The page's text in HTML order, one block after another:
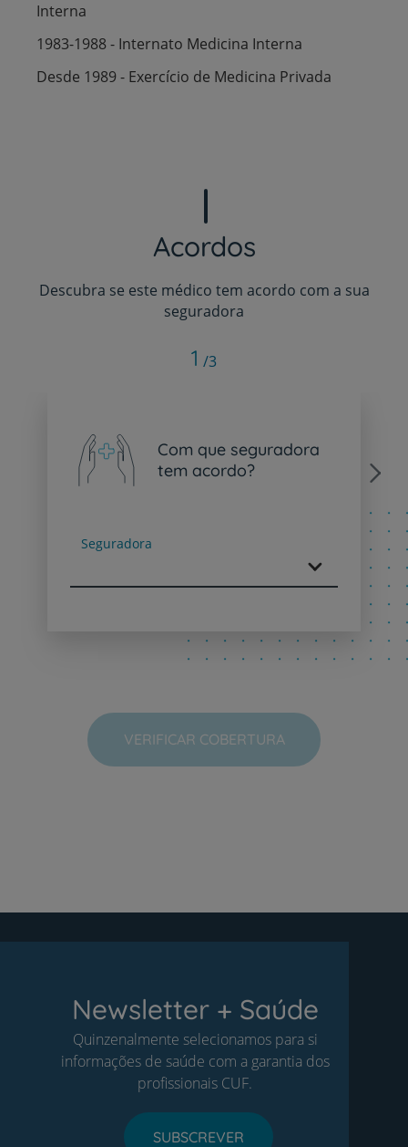
Interna
1983-1988 - Internato Medicina Interna
Desde 1989 - Exercício de Medicina Privada
Acordos
Descubra se este médico tem acordo com a sua
seguradora
Com que seguradora
tem acordo?
Seguradora
Next
1 /3
VERIFICAR COBERTURA
Newsletter + Saúde
Quinzenalmente selecionamos para si
informações de saúde com a garantia dos
profissionais CUF.
SUBSCREVER